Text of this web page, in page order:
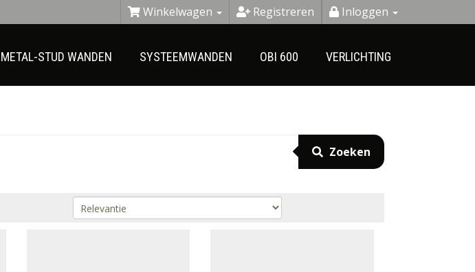
Winkelwagen Registreren Inloggen
METAL-STUD WANDEN SYSTEEMWANDEN OBI 600 VERLICHTING
Zoeken